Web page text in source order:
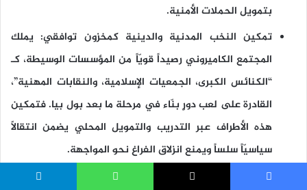
بتمويل الحملات الأمنية.
تمكين النخب المدنية والدينية كمخزون توافقي:يملك
المجتمع الكاميروني رصيداً قويّاً من المؤسسات الوسيطة، كـ
“الكنائس الكبرى، الجمعيات الإسلامية، والنقابات المهنية”،
القادرة على لعب دورٍ بنّاء في مرحلة ما بعد بول بيا. فتمكين
هذه الأطراف عبر التدريب والتمويل المحلي يضمن انتقالًا
سياسيّاً سلساً ويمنع انزلاق الفراغ نحو المواجهة.